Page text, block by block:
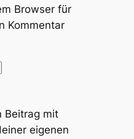
Browser für
Kommentar
Beitrag mit
eigenen